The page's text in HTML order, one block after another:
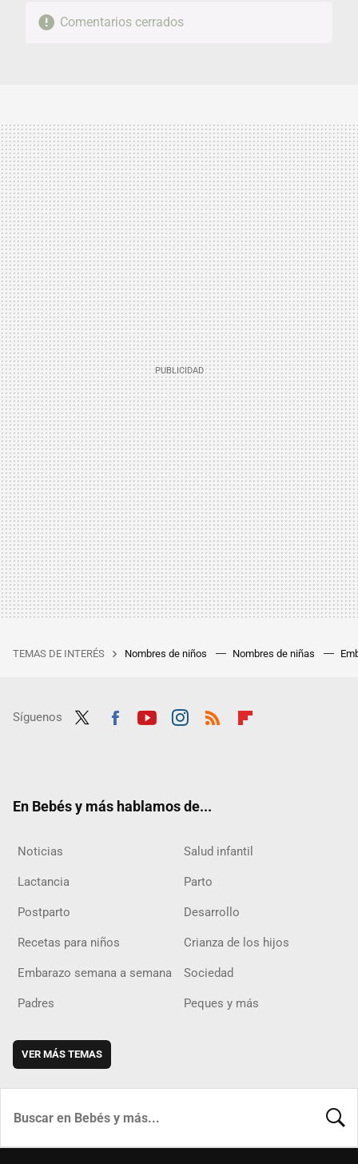
Comentarios cerrados
TEMAS DE INTERÉS Nombres de niños Nombres de niñas
Síguenos
En Bebés y más hablamos de...
Noticias Salud infantil
Lactancia Parto
Postparto Desarrollo
Recetas para niños Crianza de los hijos
Embarazo semana a semana Sociedad
Padres Peques y más
VER MÁS TEMAS